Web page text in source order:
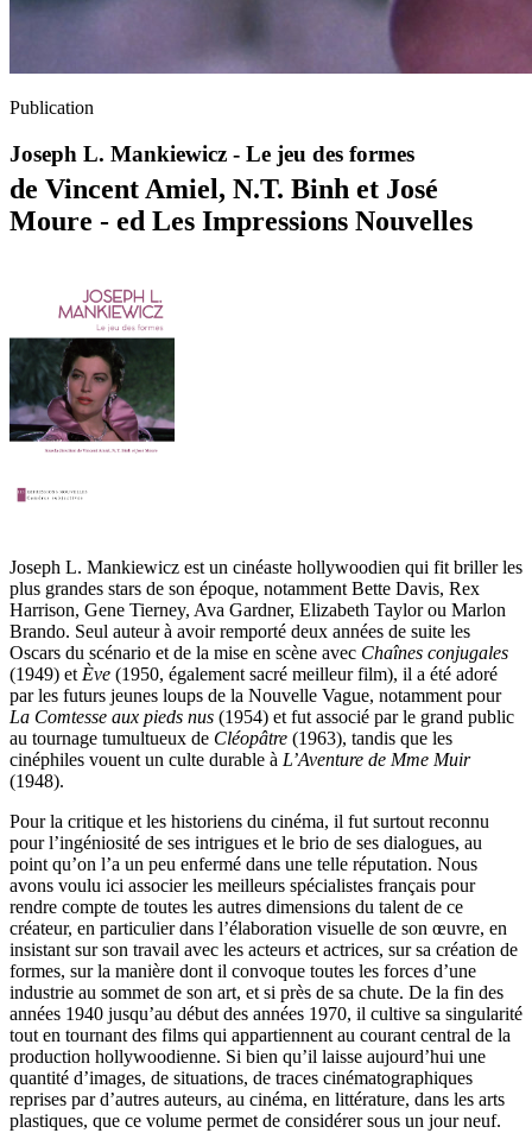
Publication
Joseph L. Mankiewicz - Le jeu des formes
de Vincent Amiel, N.T. Binh et José
Moure - ed Les Impressions Nouvelles
Joseph L. Mankiewicz est un cinéaste hollywoodien qui fit briller les
plus grandes stars de son époque, notamment Bette Davis, Rex
Harrison, Gene Tierney, Ava Gardner, Elizabeth Taylor ou Marlon
Brando. Seul auteur à avoir remporté deux années de suite les
Oscars du scénario et de la mise en scène avec Chaînes conjugales
(1949) etÈve (1950, également sacré meilleur film), il a été adoré
par les futurs jeunes loups de la Nouvelle Vague, notamment pour
La Comtesse aux pieds nus (1954) et fut associé par le grand public
au tournage tumultueux de Cléopâtre (1963), tandis que les
cinéphiles vouent un culte durable à L’Aventure de Mme Muir
(1948).
Pour la critique et les historiens du cinéma, il fut surtout reconnu
pour l’ingéniosité de ses intrigues et le brio de ses dialogues, au
point qu’on l’a un peu enfermé dans une telle réputation. Nous
avons voulu ici associer les meilleurs spécialistes français pour
rendre compte de toutes les autres dimensions du talent de ce
créateur, en particulier dans l’élaboration visuelle de son œuvre, en
insistant sur son travail avec les acteurs et actrices, sur sa création de
formes, sur la manière dont il convoque toutes les forces d’une
industrie au sommet de son art, et si près de sa chute. De la fin des
années 1940 jusqu’au début des années 1970, il cultive sa singularité
tout en tournant des films qui appartiennent au courant central de la
production hollywoodienne. Si bien qu’il laisse aujourd’hui une
quantité d’images, de situations, de traces cinématographiques
reprises par d’autres auteurs, au cinéma, en littérature, dans les arts
plastiques, que ce volume permet de considérer sous un jour neuf.